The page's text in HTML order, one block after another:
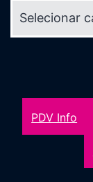
PDV Info